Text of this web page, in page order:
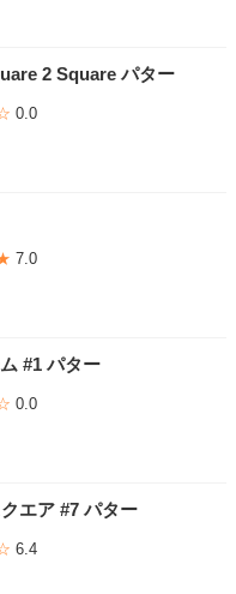
2 Square パター
0.0
7.0
#1 パター
0.0
エア #7 パター
6.4